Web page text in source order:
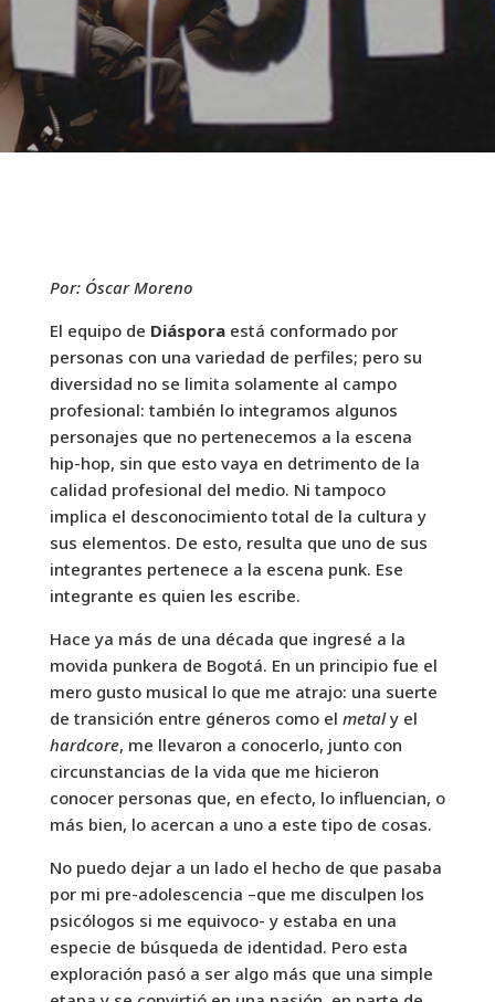
Por: Óscar Moreno
El equipo de Diásporaestá conformado por
personas con una variedad de perfiles; pero su
diversidad no se limita solamente al campo
profesional: también lo integramos algunos
personajes que no pertenecemos a la escena
hip-hop, sin que esto vaya en detrimento de la
calidad profesional del medio. Ni tampoco
implica el desconocimiento total de la cultura y
sus elementos. De esto, resulta que uno de sus
integrantes pertenece a la escena punk. Ese
integrante es quien les escribe.
Hace ya más de una década que ingresé a la
movida punkera de Bogotá. En un principio fue el
mero gusto musical lo que me atrajo: una suerte
de transición entre géneros como el metaly el
hardcore, me llevaron a conocerlo, junto con
circunstancias de la vida que me hicieron
conocer personas que, en efecto, lo influencian, o
más bien, lo acercan a uno a este tipo de cosas.
No puedo dejar a un lado el hecho de que pasaba
por mi pre-adolescencia –que me disculpen los
psicólogos si me equivoco- y estaba en una
especie de búsqueda de identidad. Pero esta
exploración pasó a ser algo más que una simple